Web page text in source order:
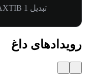
تبدیل 1 AXTIB به £67.79
رویدادهای داغ